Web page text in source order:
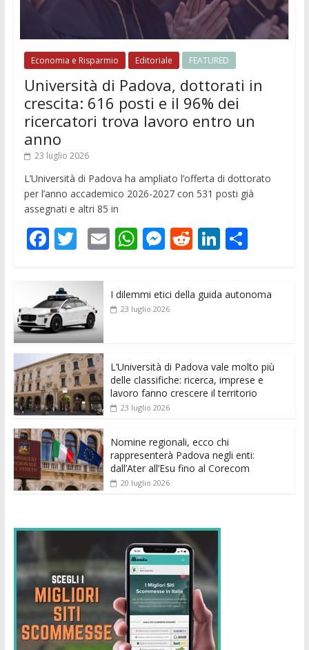
Economia e Risparmio Editoriale FEATURED
Università di Padova, dottorati in
crescita: 616 posti e il 96% dei
ricercatori trova lavoro entro un
anno
23 luglio 2026
L’Università di Padova ha ampliato l’offerta di dottorato
per l’anno accademico 2026-2027 con 531 posti già
assegnati e altri 85 in
F
e
b
o
o
k
T
itt
er
E
ai
l
W
s
p
M
ss
e
er
R
di
Li
e
C
di
I dilemmi etici della guida autonoma
23 luglio 2026
L’Università di Padova vale molto più
delle classifiche: ricerca, imprese e
lavoro fanno crescere il territorio
23 luglio 2026
Nomine regionali, ecco chi
rappresenterà Padova negli enti:
dall’Ater all’Esu fino al Corecom
20 luglio 2026